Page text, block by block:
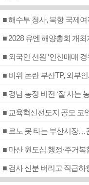
■ 해수부 청사, 북항 국제
■ 2028 유엔 해양총회 개최
■ 외국인 선원 ‘인신매매
■ 비위 논란 부산TP, 외부
■ 경남 농정 비전 ‘잘 사는
■ 교육혁신선도지 공모 코
■ 르노 못 타는 부산시장…
■ 마산 원도심 행정·주거